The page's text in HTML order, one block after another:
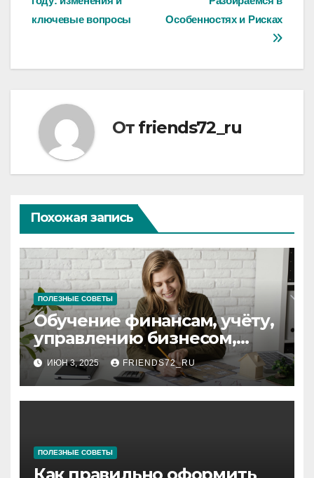
по
Особенностях и Рисках
ключевые вопросы
От friends72_ru
Похожая запись
ПОЛЕЗНЫЕ СОВЕТЫ
Обучение финансам, учёту,
управлению бизнесом,
аудиту и
программированию:
ключевые аспекты
ИЮН 3, 2025 FRIENDS72_RU
ПОЛЕЗНЫЕ СОВЕТЫ